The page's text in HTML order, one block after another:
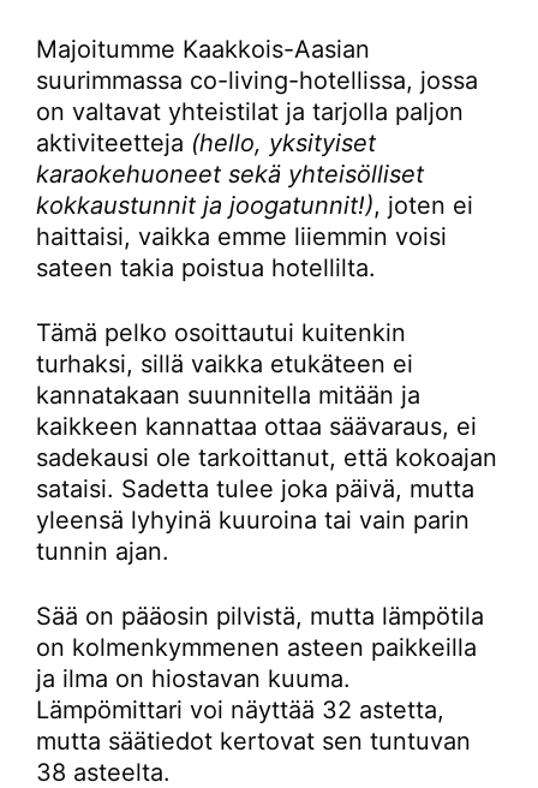
Majoitumme Kaakkois-Aasian
suurimmassa co-living-hotellissa, jossa
on valtavat yhteistilat ja tarjolla paljon
aktiviteetteja (hello, yksityiset
karaokehuoneet sekä yhteisölliset
kokkaustunnit ja joogatunnit!), joten ei
haittaisi, vaikka emme liiemmin voisi
sateen takia poistua hotellilta.
Tämä pelko osoittautui kuitenkin
turhaksi, sillä vaikka etukäteen ei
kannatakaan suunnitella mitään ja
kaikkeen kannattaa ottaa säävaraus, ei
sadekausi ole tarkoittanut, että kokoajan
sataisi. Sadetta tulee joka päivä, mutta
yleensä lyhyinä kuuroina tai vain parin
tunnin ajan.
Sää on pääosin pilvistä, mutta lämpötila
on kolmenkymmenen asteen paikkeilla
ja ilma on hiostavan kuuma.
Lämpömittari voi näyttää 32 astetta,
mutta säätiedot kertovat sen tuntuvan
38 asteelta.